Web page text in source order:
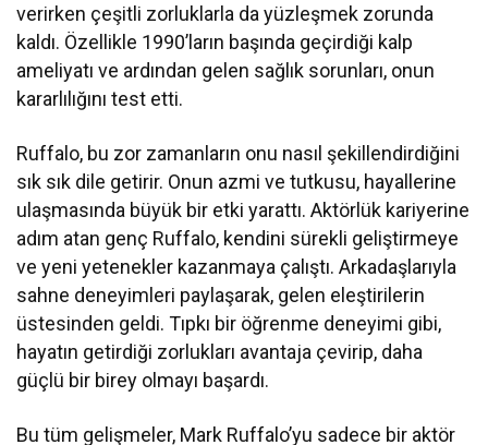
verirken çeşitli zorluklarla da yüzleşmek zorunda
kaldı. Özellikle 1990’ların başında geçirdiği kalp
ameliyatı ve ardından gelen sağlık sorunları, onun
kararlılığını test etti.
Ruffalo, bu zor zamanların onu nasıl şekillendirdiğini
sık sık dile getirir. Onun azmi ve tutkusu, hayallerine
ulaşmasında büyük bir etki yarattı. Aktörlük kariyerine
adım atan genç Ruffalo, kendini sürekli geliştirmeye
ve yeni yetenekler kazanmaya çalıştı. Arkadaşlarıyla
sahne deneyimleri paylaşarak, gelen eleştirilerin
üstesinden geldi. Tıpkı bir öğrenme deneyimi gibi,
hayatın getirdiği zorlukları avantaja çevirip, daha
güçlü bir birey olmayı başardı.
Bu tüm gelişmeler, Mark Ruffalo’yu sadece bir aktör